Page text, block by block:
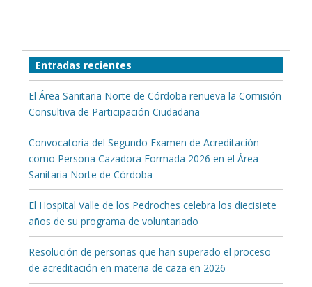
Entradas recientes
El Área Sanitaria Norte de Córdoba renueva la Comisión
Consultiva de Participación Ciudadana
Convocatoria del Segundo Examen de Acreditación
como Persona Cazadora Formada 2026 en el Área
Sanitaria Norte de Córdoba
El Hospital Valle de los Pedroches celebra los diecisiete
años de su programa de voluntariado
Resolución de personas que han superado el proceso
de acreditación en materia de caza en 2026